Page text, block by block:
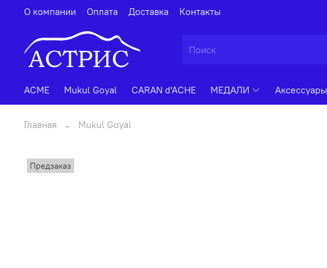
О компании Оплата Доставка Контакты
ACME Mukul Goyal CARAN d'ACHE МЕДАЛИ Аксессуары
Главная Mukul Goyal
Предзаказ